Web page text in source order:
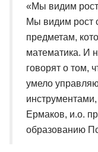
«Мы видим рост
Мы видим рост
предметам,
математика. И
говорят о том,
умело
Ермаков, и.о.
образованию